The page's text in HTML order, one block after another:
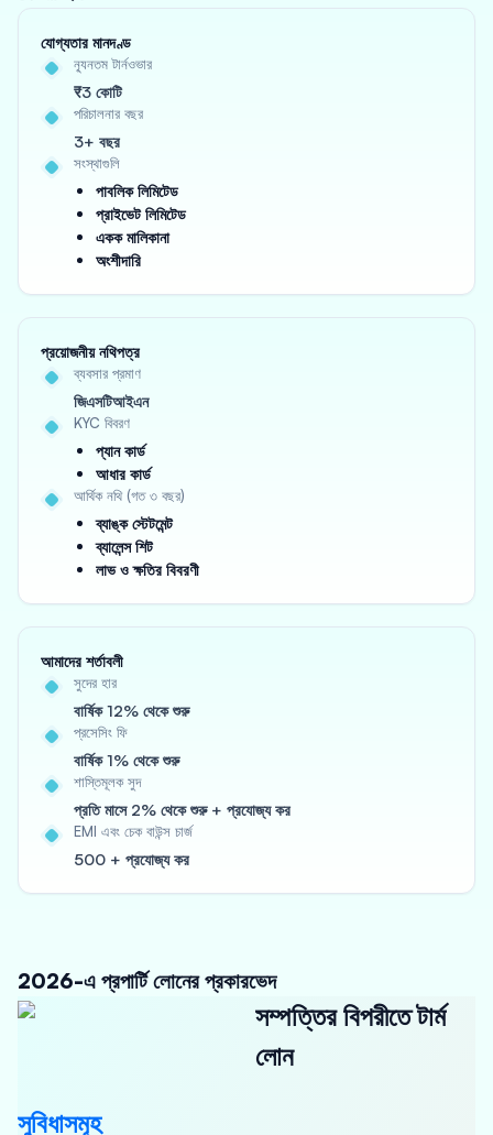
যোগ্যতার মানদণ্ড
ন্যূনতম টার্নওভার
₹3 কোটি
পরিচালনার বছর
3+ বছর
সংস্থাগুলি
পাবলিক লিমিটেড
প্রাইভেট লিমিটেড
একক মালিকানা
অংশীদারি
প্রয়োজনীয় নথিপত্র
ব্যবসার প্রমাণ
জিএসটিআইএন
KYC বিবরণ
প্যান কার্ড
আধার কার্ড
আর্থিক নথি (গত ৩ বছর)
ব্যাঙ্ক স্টেটমেন্ট
ব্যালেন্স শিট
লাভ ও ক্ষতির বিবরণী
আমাদের শর্তাবলী
সুদের হার
বার্ষিক 12% থেকে শুরু
প্রসেসিং ফি
বার্ষিক 1% থেকে শুরু
শাস্তিমূলক সুদ
প্রতি মাসে 2% থেকে শুরু + প্রযোজ্য কর
EMI এবং চেক বাউন্স চার্জ
500 + প্রযোজ্য কর
2026-এ প্রপার্টি লোনের প্রকারভেদ
সম্পত্তির বিপরীতে টার্ম
লোন
সুবিধাসমূহ